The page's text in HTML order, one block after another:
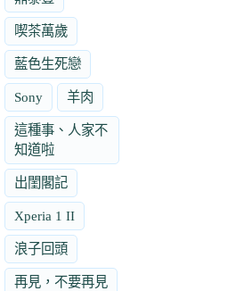
喫茶萬歲
藍色生死戀
Sony 羊肉
這種事、人家不
知道啦
出閨閣記
Xperia 1 II
浪子回頭
再見，不要再見